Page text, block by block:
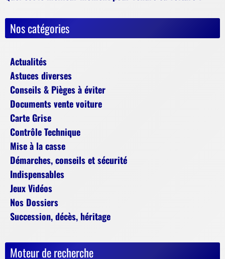
Nos catégories
Actualités
Astuces diverses
Conseils & Pièges à éviter
Documents vente voiture
Carte Grise
Contrôle Technique
Mise à la casse
Démarches, conseils et sécurité
Indispensables
Jeux Vidéos
Nos Dossiers
Succession, décès, héritage
Moteur de recherche